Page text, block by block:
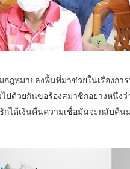
หมายลงพื้นที่มาช่วยในเรื่องกา
ด้วยกันขอร้องสมาชิกอย่างหนึ่งว่
ด้เงินคืนความเชื่อมั่นจะกลับคืน